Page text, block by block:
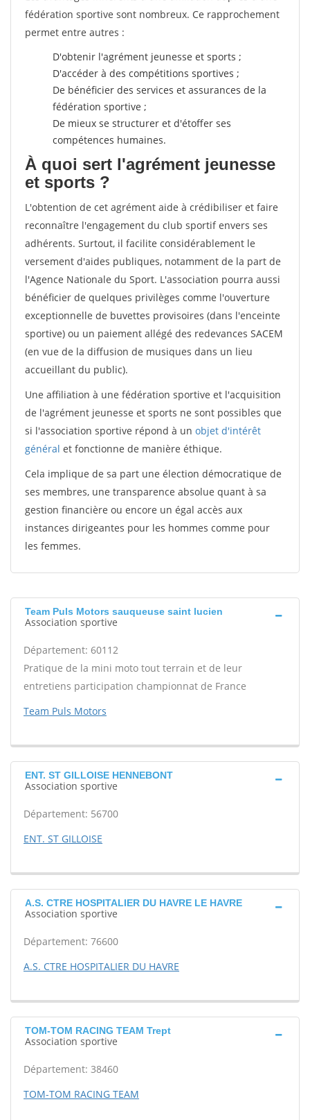
fédération sportive sont nombreux. Ce rapprochement
permet entre autres :
D'obtenir l'agrément jeunesse et sports ;
D'accéder à des compétitions sportives ;
De bénéficier des services et assurances de la
fédération sportive ;
De mieux se structurer et d'étoffer ses
compétences humaines.
À quoi sert l'agrément jeunesse
et sports ?
L'obtention de cet agrément aide à crédibiliser et faire
reconnaître l'engagement du club sportif envers ses
adhérents. Surtout, il facilite considérablement le
versement d'aides publiques, notamment de la part de
l'Agence Nationale du Sport. L'association pourra aussi
bénéficier de quelques privilèges comme l'ouverture
exceptionnelle de buvettes provisoires (dans l'enceinte
sportive) ou un paiement allégé des redevances SACEM
(en vue de la diffusion de musiques dans un lieu
accueillant du public).
Une affiliation à une fédération sportive et l'acquisition
de l'agrément jeunesse et sports ne sont possibles que
si l'association sportive répond à un objet d'intérêt
général et fonctionne de manière éthique.
Cela implique de sa part une élection démocratique de
ses membres, une transparence absolue quant à sa
gestion financière ou encore un égal accès aux
instances dirigeantes pour les hommes comme pour
les femmes.
Team Puls Motors sauqueuse saint lucien
Association sportive
Département: 60112
Pratique de la mini moto tout terrain et de leur
entretiens participation championnat de France
Team Puls Motors
ENT. ST GILLOISE HENNEBONT
Association sportive
Département: 56700
ENT. ST GILLOISE
A.S. CTRE HOSPITALIER DU HAVRE LE HAVRE
Association sportive
Département: 76600
A.S. CTRE HOSPITALIER DU HAVRE
TOM-TOM RACING TEAM Trept
Association sportive
Département: 38460
TOM-TOM RACING TEAM